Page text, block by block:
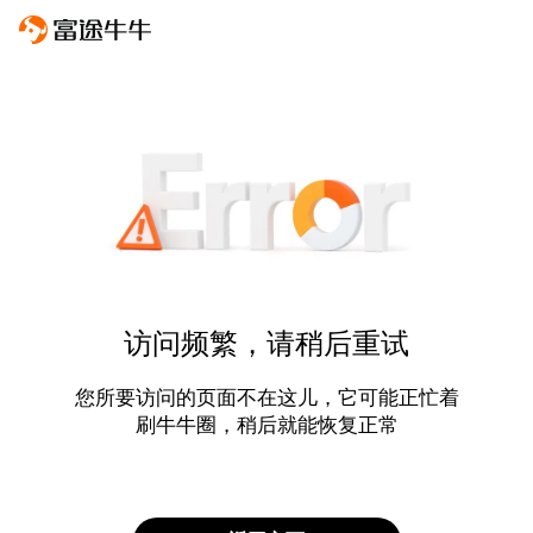
访问频繁，请稍后重试
您所要访问的页面不在这儿，它可能正忙着
刷牛牛圈，稍后就能恢复正常